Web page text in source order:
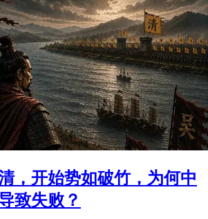
，开始势如破竹，为何中
致失败？